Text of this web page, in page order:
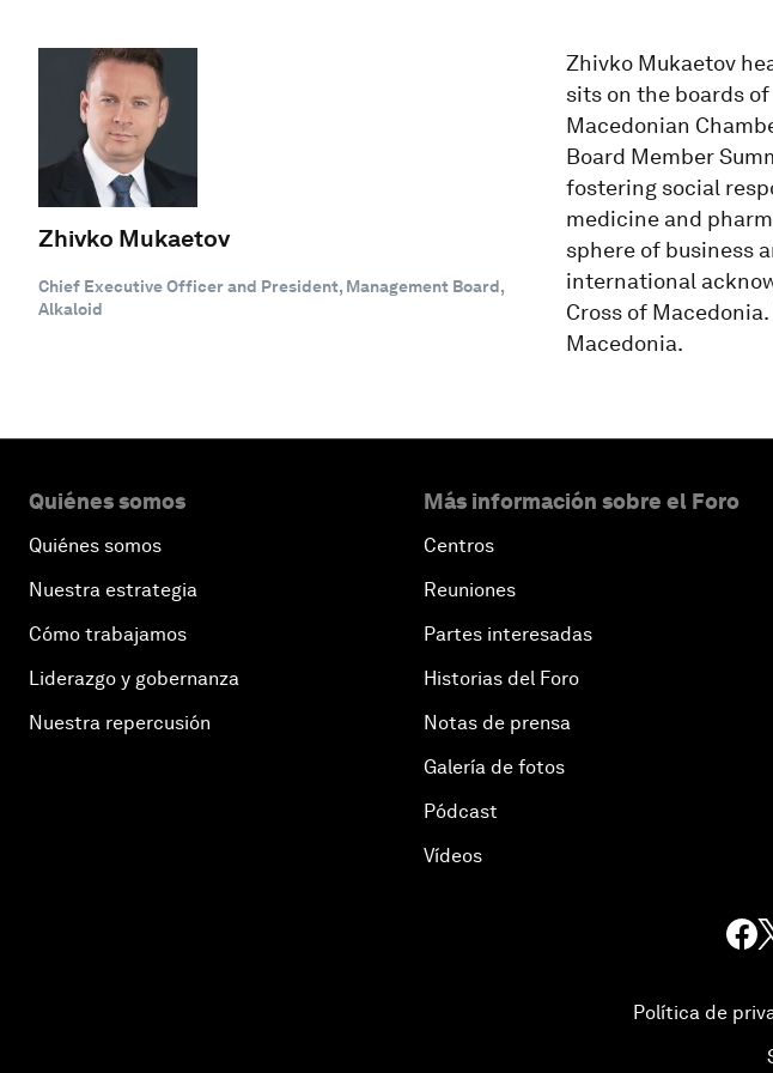
Zhivko Mukaetov
Chief Executive Officer and President, Management Board,
Alkaloid
Zhivko Mukaetov
sits on the boards
Macedonian
Board Member
fostering social
medicine and
sphere of business
international
Cross of
Macedonia.
Quiénes somos
Quiénes somos
Nuestra estrategia
Cómo trabajamos
Liderazgo y gobernanza
Nuestra repercusión
Más información sobre el Foro
Centros
Reuniones
Partes interesadas
Historias del Foro
Notas de prensa
Galería de fotos
Pódcast
Vídeos
Política de